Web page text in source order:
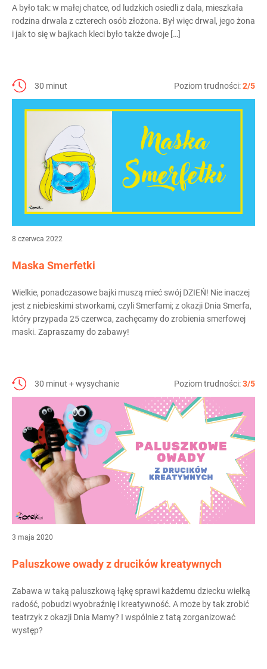
A było tak: w małej chatce, od ludzkich osiedli z dala, mieszkała
rodzina drwala z czterech osób złożona. Był więc drwal, jego żona
i jak to się w bajkach kleci było także dwoje […]
30 minut Poziom trudności:2/5
8 czerwca 2022
Maska Smerfetki
Wielkie, ponadczasowe bajki muszą mieć swój DZIEŃ! Nie inaczej
jest z niebieskimi stworkami, czyli Smerfami; z okazji Dnia Smerfa,
który przypada 25 czerwca, zachęcamy do zrobienia smerfowej
maski. Zapraszamy do zabawy!
30 minut + wysychanie Poziom trudności:3/5
3 maja 2020
Paluszkowe owady z drucików kreatywnych
Zabawa w taką paluszkową łąkę sprawi każdemu dziecku wielką
radość, pobudzi wyobraźnię i kreatywność. A może by tak zrobić
teatrzyk z okazji Dnia Mamy? I wspólnie z tatą zorganizować
występ?